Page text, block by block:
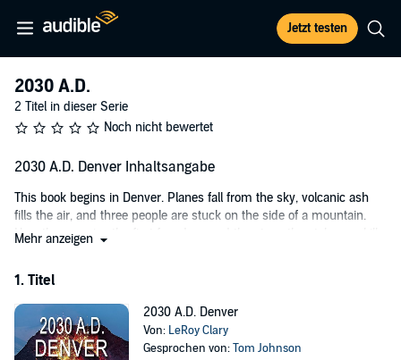
Jetzt testen
2030 A.D.
2 Titel in dieser Serie
Noch nicht bewertet
2030 A.D. Denver Inhaltsangabe
This book begins in Denver. Planes fall from the sky, volcanic ash
fills the air, and three people are stuck on the side of a mountain.
How they survive the first few days and the steps they take can kill
first was published in August of 2022). The characters and locations
are different in each book, but the center of the stories are the
volcanos that erupt throughout North America and the ensuing
Mehr anzeigen
1. Titel
2030 A.D. Denver
Von: LeRoy Clary
Gesprochen von:Tom Johnson